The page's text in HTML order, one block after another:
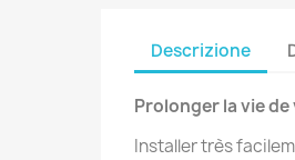
Descrizione
Prolonger la vie
Installer très